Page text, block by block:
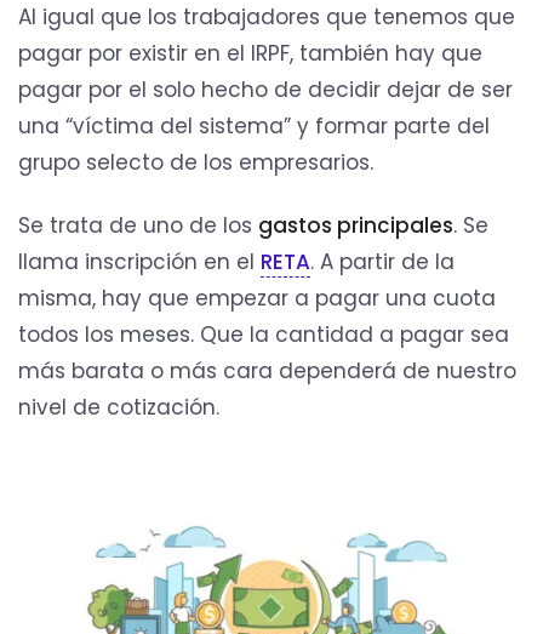
Al igual que los trabajadores que tenemos que
pagar por existir en el IRPF, también hay que
pagar por el solo hecho de decidir dejar de ser
una “víctima del sistema” y formar parte del
grupo selecto de los empresarios.
Se trata de uno de los gastos principales. Se
llama inscripción en el RETA. A partir de la
misma, hay que empezar a pagar una cuota
todos los meses. Que la cantidad a pagar sea
más barata o más cara dependerá de nuestro
nivel de cotización.